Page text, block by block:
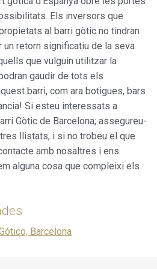
Els inversors que
al barri gòtic no tindran
retorn significatiu de la seva
que vulguin utilitzar la
gaudir de tots els
barri, com ara botigues, bars
Si esteu interessats a
Gòtic de Barcelona; assegureu-
llistats, i si no trobeu el que
amb nosaltres i ens
alguna cosa que compleixi els
Barcelona